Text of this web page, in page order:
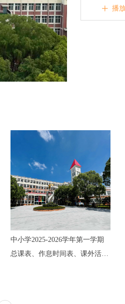
ꄸ 播
中小学2025-2026学年第一学期
总课表、作息时间表、课外活动